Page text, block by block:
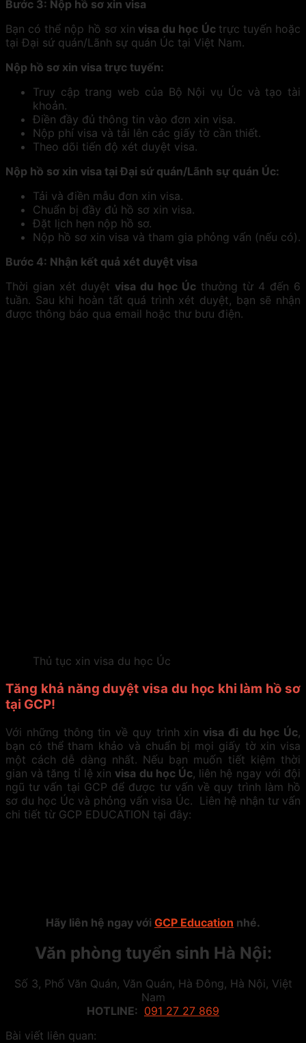
Bước 3: Nộp hồ sơ xin visa
Bạn có thể nộp hồ sơ xin visa du học Úc trực tuyến hoặc
tại Đại sứ quán/Lãnh sự quán Úc tại Việt Nam.
Nộp hồ sơ xin visa trực tuyến:
Truy cập trang web của Bộ Nội vụ Úc và tạo tài
khoản.
Điền đầy đủ thông tin vào đơn xin visa.
Nộp phí visa và tải lên các giấy tờ cần thiết.
Theo dõi tiến độ xét duyệt visa.
Nộp hồ sơ xin visa tại Đại sứ quán/Lãnh sự quán Úc:
Tải và điền mẫu đơn xin visa.
Chuẩn bị đầy đủ hồ sơ xin visa.
Đặt lịch hẹn nộp hồ sơ.
Nộp hồ sơ xin visa và tham gia phỏng vấn (nếu có).
Bước 4: Nhận kết quả xét duyệt visa
Thời gian xét duyệt visa du học Úc thường từ 4 đến 6
tuần. Sau khi hoàn tất quá trình xét duyệt, bạn sẽ nhận
được thông báo qua email hoặc thư bưu điện.
Thủ tục xin visa du học Úc
Tăng khả năng duyệt visa du học khi làm hồ sơ
tại GCP!
Với những thông tin về quy trình xin visa đi du học Úc,
bạn có thể tham khảo và chuẩn bị mọi giấy tờ xin visa
một cách dễ dàng nhất. Nếu bạn muốn tiết kiệm thời
gian và tăng tỉ lệ xin visa du học Úc, liên hệ ngay với đội
ngũ tư vấn tại GCP để được tư vấn về quy trình làm hồ
sơ du học Úc và phỏng vấn visa Úc. Liên hệ nhận tư vấn
chi tiết từ GCP EDUCATION tại đây:
Hãy liên hệ ngay với GCP Education nhé.
Văn phòng tuyển sinh Hà Nội:
Số 3, Phố Văn Quán, Văn Quán, Hà Đông, Hà Nội, Việt
Nam
HOTLINE: 091 27 27 869
Bài viết liên quan: